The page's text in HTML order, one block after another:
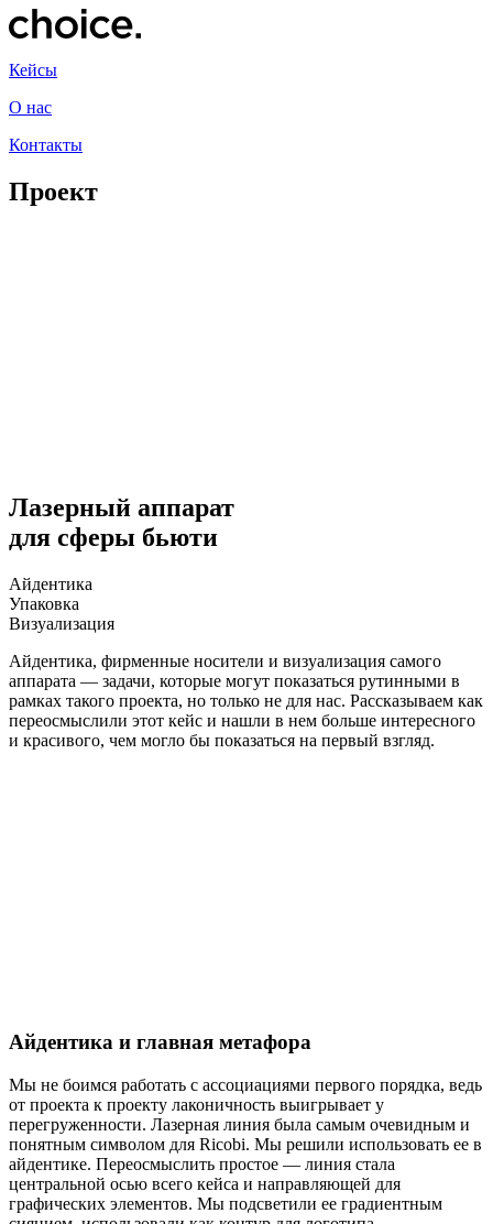
Кейсы
О нас
Контакты
Проект
Лазерный аппарат
для сферы бьюти
Айдентика
Упаковка
Визуализация
Айдентика, фирменные носители и визуализация самого
аппарата — задачи, которые могут показаться рутинными в
рамках такого проекта, но только не для нас. Рассказываем как
переосмыслили этот кейс и нашли в нем больше интересного
и красивого, чем могло бы показаться на первый взгляд.
Айдентика и главная метафора
Мы не боимся работать с ассоциациями первого порядка, ведь
от проекта к проекту лаконичность выигрывает у
перегруженности. Лазерная линия была самым очевидным и
понятным символом для Ricobi. Мы решили использовать ее в
айдентике. Переосмыслить простое — линия стала
центральной осью всего кейса и направляющей для
графических элементов. Мы подсветили ее градиентным